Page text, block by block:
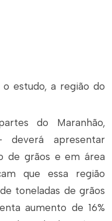
o estudo, a região do
do Maranhão,
deverá apresentar
de grãos e em área
que essa região
toneladas de grãos
aumento de 16%